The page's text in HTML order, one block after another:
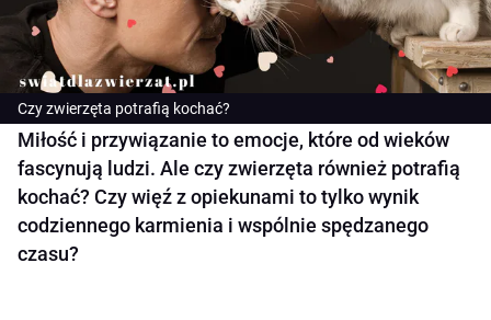
Czy zwierzęta potrafią kochać?
Miłość i przywiązanie to emocje, które od wieków
fascynują ludzi. Ale czy zwierzęta również potrafią
kochać? Czy więź z opiekunami to tylko wynik
codziennego karmienia i wspólnie spędzanego
czasu?